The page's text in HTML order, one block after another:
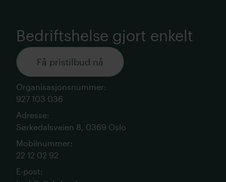
Bedriftshelse gjort enkelt
Få pristilbud nå
Organisasjonsnummer:
927 103 036
Adresse:
Sørkedalsveien 8, 0369 Oslo
Mobilnummer:
22 12 02 92
E-post: